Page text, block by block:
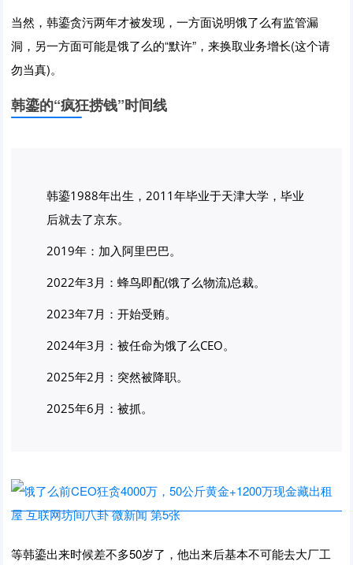
当然，韩鎏贪污两年才被发现，一方面说明饿了么有监管漏
洞，另一方面可能是饿了么的“默许”，来换取业务增长(这个请
勿当真)。
韩鎏的“疯狂捞钱”时间线
韩鎏1988年出生，2011年毕业于天津大学，毕业
后就去了京东。
2019年：加入阿里巴巴。
2022年3月：蜂鸟即配(饿了么物流)总裁。
2023年7月：开始受贿。
2024年3月：被任命为饿了么CEO。
2025年2月：突然被降职。
2025年6月：被抓。
等韩鎏出来时候差不多50岁了，他出来后基本不可能去大厂工